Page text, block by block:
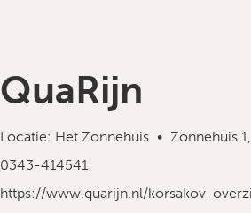
QuaRijn
Locatie: Het Zonnehuis
Zonnehuis
0343-414541
https://www.quarijn.nl/korsakov-